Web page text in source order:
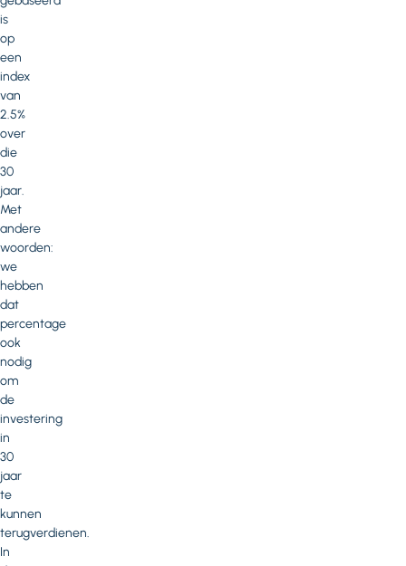
is
op
een
index
van
2.5%
over
die
30
jaar.
Met
andere
woorden:
we
hebben
dat
percentage
ook
nodig
om
de
investering
in
30
jaar
te
kunnen
terugverdienen.
In